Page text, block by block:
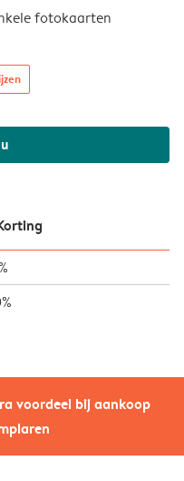
voordeel bij aankoop
fotokaarten